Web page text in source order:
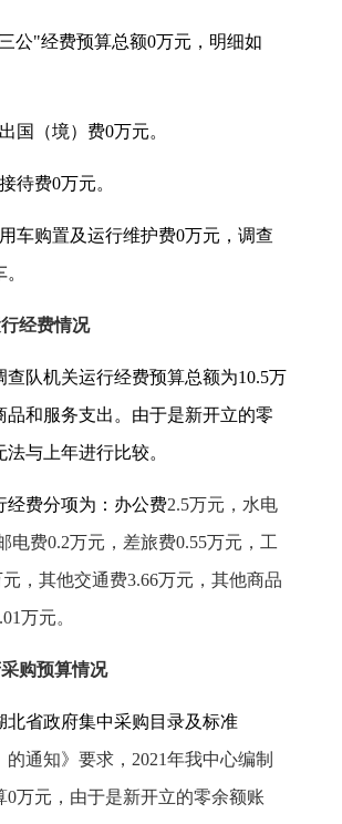
公"经费预算总额0万元，明细如
出国（境）费0万元。
待费0万元。
车购置及运行维护费0万元，调查
经费情况
查队机关运行经费预算总额为10.5万
品和服务支出。由于是新开立的零
与上年进行比较。
经费分项为：办公费2.5万元，水电
电费0.2万元，差旅费0.55万元，工
元，其他交通费3.66万元，其他商品
万元。
购预算情况
北省政府集中采购目录及标准
的通知》要求， 2021年我中心编制
0万元，由于是新开立的零余额账